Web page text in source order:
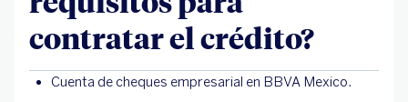
contratar el crédito?
Cuenta de cheques empresarial en BBVA Mexico.